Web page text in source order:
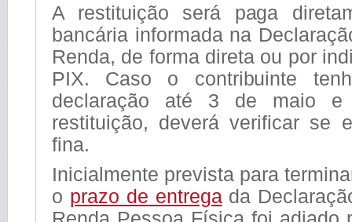
A restituição será paga
bancária informada na
Renda, de forma direta ou por
PIX. Caso o contribuinte
declaração até 3 de maio
restituição, deverá verificar se
fina.
Inicialmente prevista para
o prazo de entregada